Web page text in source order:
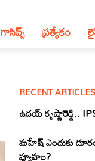
గాసిప్స్ ప్రత్యేకం
RECENT ARTICLES
ఉదయ్ కృష్ణారెడ్డి..
మహేష్ ఎందుకు
వ్యూహం?